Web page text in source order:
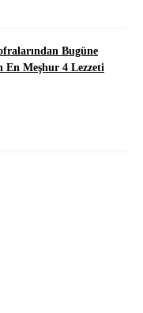
Bugüne
En Meşhur 4 Lezzeti